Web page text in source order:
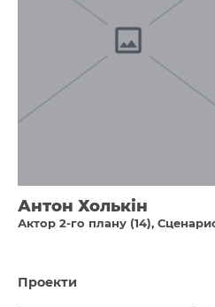
Антон Холькін
Актор 2-го плану (14)
Проекти